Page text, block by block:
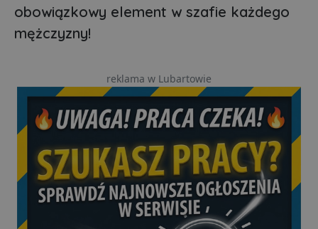
obowiązkowy element w szafie każdego
mężczyzny!
reklama w Lubartowie